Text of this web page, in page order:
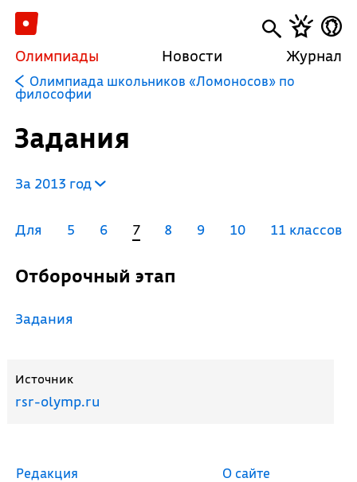
Олимпиады Новости Журнал
Олимпиада школьников «Ломоносов» по
философии
Задания
За 2013 год
Для 5 6 7 8 9 10 11 классов
Отборочный этап
Задания
Источник
rsr-olymp.ru
Редакция
О сайте